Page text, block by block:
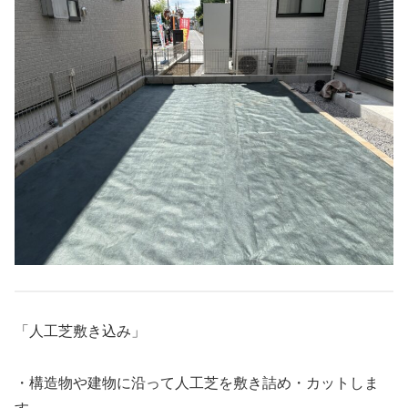
「人工芝敷き込み」
・構造物や建物に沿って人工芝を敷き詰め・カットしま